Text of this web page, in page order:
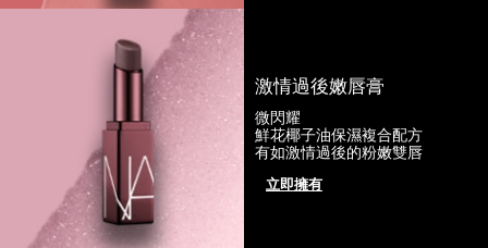
激情過後嫩唇膏
微閃耀
鮮花椰子油保濕複合配方
有如激情過後的粉嫩雙唇
立即擁有